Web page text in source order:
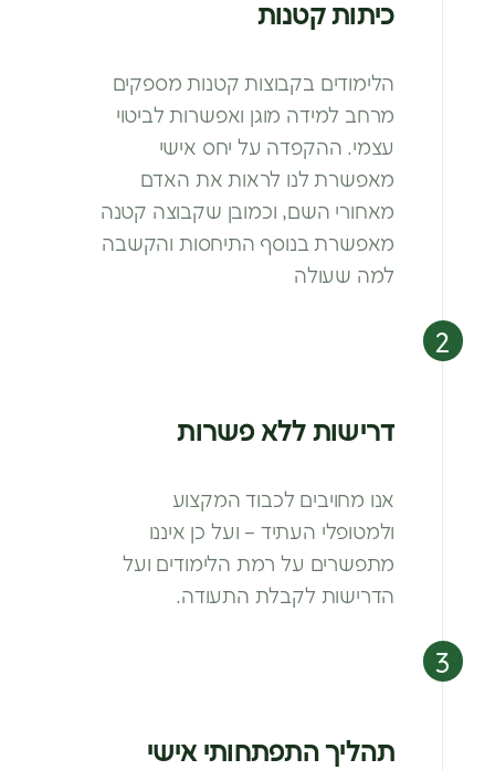
כיתות קטנות
הלימודים בקבוצות קטנות מספקים
מרחב למידה מוגן ואפשרות לביטוי
עצמי. ההקפדה על יחס אישי
מאפשרת לנו לראות את האדם
מאחורי השם, וכמובן שקבוצה קטנה
מאפשרתבנוסף התיחסות והקשבה
למה שעולה
דרישות ללא פשרות
אנו מחויבים לכבוד המקצוע
ולמטופלי העתיד – ועל כן איננו
מתפשרים על רמת הלימודים ועל
הדרישות לקבלת התעודה.
תהליך התפתחותי אישי